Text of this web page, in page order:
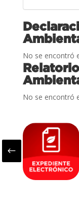
No se encontró
No se encontró
#